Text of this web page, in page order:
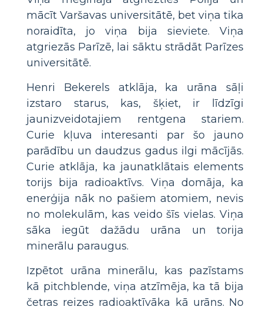
mācīt Varšavas universitātē, bet viņa tika
noraidīta, jo viņa bija sieviete. Viņa
atgriezās Parīzē, lai sāktu strādāt Parīzes
universitātē.
Henri Bekerels atklāja, ka urāna sāļi
izstaro starus, kas, šķiet, ir līdzīgi
jaunizveidotajiem rentgena stariem.
Curie kļuva interesanti par šo jauno
parādību un daudzus gadus ilgi mācījās.
Curie atklāja, ka jaunatklātais elements
torijs bija radioaktīvs. Viņa domāja, ka
enerģija nāk no pašiem atomiem, nevis
no molekulām, kas veido šīs vielas. Viņa
sāka iegūt dažādu urāna un torija
minerālu paraugus.
Izpētot urāna minerālu, kas pazīstams
kā pitchblende, viņa atzīmēja, ka tā bija
četras reizes radioaktīvāka kā urāns. No